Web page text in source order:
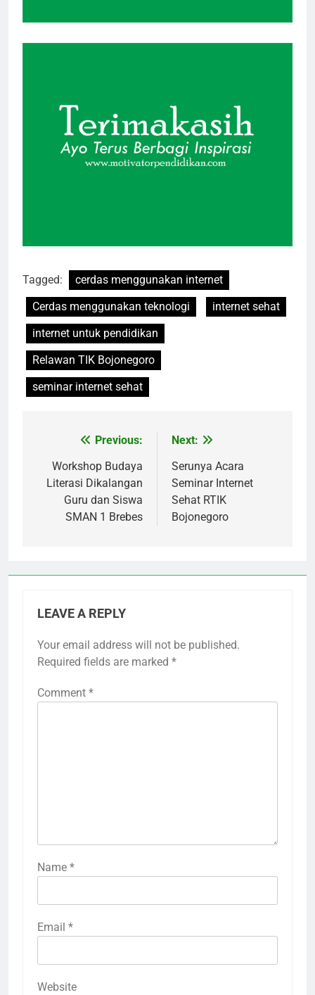
Tagged:
cerdas menggunakan internet
Cerdas menggunakan teknologi
internet sehat
internet untuk pendidikan
Relawan TIK Bojonegoro
seminar internet sehat
navigation
Previous:
Workshop Budaya
Literasi Dikalangan
Guru dan Siswa
SMAN 1 Brebes
Next:
Serunya Acara
Seminar Internet
Sehat RTIK
Bojonegoro
LEAVE A REPLY
Your email address will not be published.
Required fields are marked *
Comment *
Name *
Email *
Website